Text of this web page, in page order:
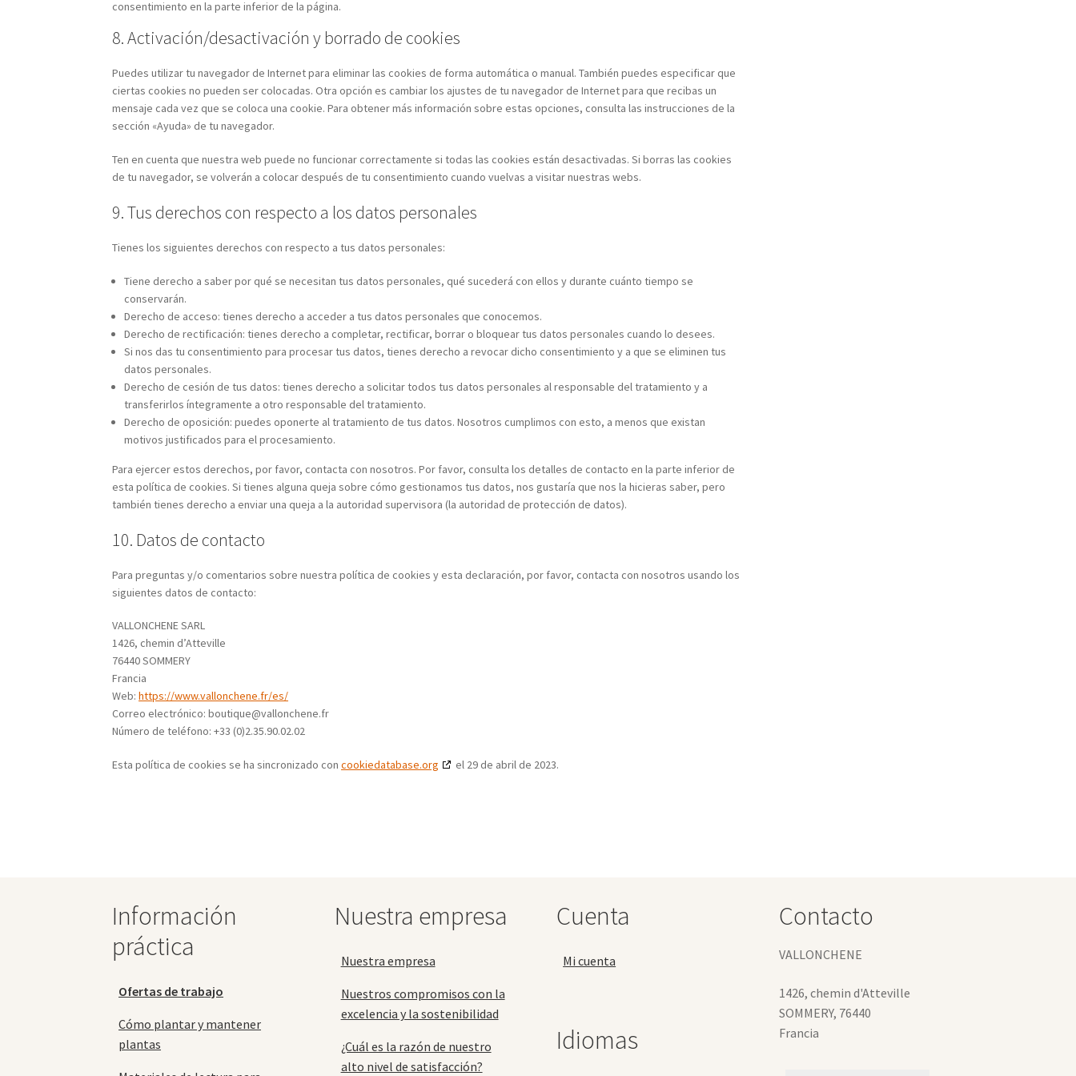
consentimiento en la parte inferior de la página.
8. Activación/desactivación y borrado de cookies
Puedes utilizar tu navegador de Internet para eliminar las cookies de forma automática o manual. También puedes especificar que
ciertas cookies no pueden ser colocadas. Otra opción es cambiar los ajustes de tu navegador de Internet para que recibas un
mensaje cada vez que se coloca una cookie. Para obtener más información sobre estas opciones, consulta las instrucciones de la
sección «Ayuda» de tu navegador.
Ten en cuenta que nuestra web puede no funcionar correctamente si todas las cookies están desactivadas. Si borras las cookies
de tu navegador, se volverán a colocar después de tu consentimiento cuando vuelvas a visitar nuestras webs.
9. Tus derechos con respecto a los datos personales
Tienes los siguientes derechos con respecto a tus datos personales:
Tiene derecho a saber por qué se necesitan tus datos personales, qué sucederá con ellos y durante cuánto tiempo se
conservarán.
Derecho de acceso: tienes derecho a acceder a tus datos personales que conocemos.
Derecho de rectificación: tienes derecho a completar, rectificar, borrar o bloquear tus datos personales cuando lo desees.
Si nos das tu consentimiento para procesar tus datos, tienes derecho a revocar dicho consentimiento y a que se eliminen tus
datos personales.
Derecho de cesión de tus datos: tienes derecho a solicitar todos tus datos personales al responsable del tratamiento y a
transferirlos íntegramente a otro responsable del tratamiento.
Derecho de oposición: puedes oponerte al tratamiento de tus datos. Nosotros cumplimos con esto, a menos que existan
motivos justificados para el procesamiento.
Para ejercer estos derechos, por favor, contacta con nosotros. Por favor, consulta los detalles de contacto en la parte inferior de
esta política de cookies. Si tienes alguna queja sobre cómo gestionamos tus datos, nos gustaría que nos la hicieras saber, pero
también tienes derecho a enviar una queja a la autoridad supervisora (la autoridad de protección de datos).
10. Datos de contacto
Para preguntas y/o comentarios sobre nuestra política de cookies y esta declaración, por favor, contacta con nosotros usando los
siguientes datos de contacto:
VALLONCHENE SARL
1426, chemin d’Atteville
76440 SOMMERY
Francia
Web:https://www.vallonchene.fr/es/
Correo electrónico:boutique@vallonchene.fr
Número de teléfono: +33 (0)2.35.90.02.02
Esta política de cookies se ha sincronizado concookiedatabase.org el 29 de abril de 2023.
Información
práctica
Ofertas de trabajo
Cómo plantar y mantener
plantas
Nuestra empresa
Nuestra empresa
Nuestros compromisos con la
excelencia y la sostenibilidad
¿Cuál es la razón de nuestro
alto nivel de satisfacción?
Cuenta
Mi cuenta
Idiomas
Contacto
VALLONCHENE
1426, chemin d'Atteville
SOMMERY, 76440
Francia